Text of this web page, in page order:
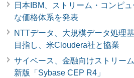
日本IBM、ストリーム・コンピ
な価格体系を発表
NTTデータ、大規模データ処理
目指し、米Cloudera社と協業
サイベース、金融向けストリー
新版「Sybase CEP R4」